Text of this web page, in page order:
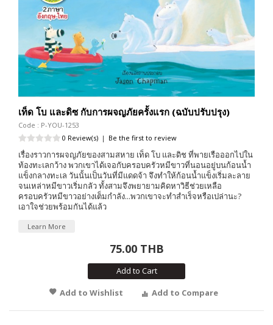
เท็ด โบ และดิซ กับการผจญภัยครั้งแรก (ฉบับปรับปรุง)
Code : P-YOU-1253
0 Review(s) | Be the first to review
เรื่องราวการผจญภัยของสามสหาย เท็ด โบ และดิช ที่พายเรือออกไปใน
ท้องทะเลกว้าง พวกเขาได้เจอกับครอบครัวหมีขาวที่นอนอยู่บนก้อนน้ำ
แข็งกลางทะเล วันนั้นเป็นวันที่มีแดดจ้า จึงทำให้ก้อนน้ำแข็งเริ่มละลาย
จนเหล่าหมีขาวเริ่มกลัว ทั้งสามจึงพยายามคิดหาวิธีช่วยเหลือ
ครอบครัวหมีขาวอย่างเต็มกำลัง...พวกเขาจะทำสำเร็จหรือเปล่านะ?
เอาใจช่วยพร้อมกันได้แล้ว
Learn More
75.00 THB
Add to Cart
Add to Wishlist
Add to Compare